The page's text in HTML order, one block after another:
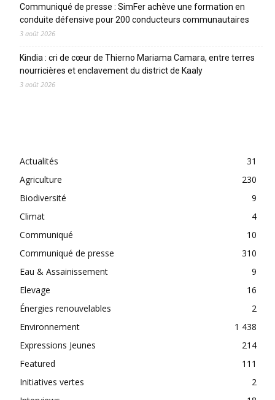
Communiqué de presse : SimFer achève une formation en
conduite défensive pour 200 conducteurs communautaires
3 août 2026
Kindia : cri de cœur de Thierno Mariama Camara, entre terres
nourricières et enclavement du district de Kaaly
3 août 2026
Actualités
31
Agriculture
230
Biodiversité
9
Climat
4
Communiqué
10
Communiqué de presse
310
Eau & Assainissement
9
Elevage
16
Énergies renouvelables
2
Environnement
1 438
Expressions Jeunes
214
Featured
111
Initiatives vertes
2